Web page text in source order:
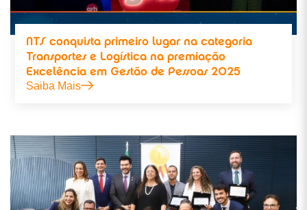
NTS conquista primeiro lugar na categoria
Transportes e Logística na premiação
Excelência em Gestão de Pessoas 2025
Saiba Mais